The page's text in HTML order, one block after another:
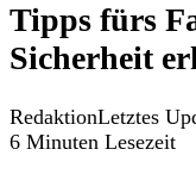
Tipps fürs
Sicherheit
RedaktionLetztes
6 Minuten Lesezeit